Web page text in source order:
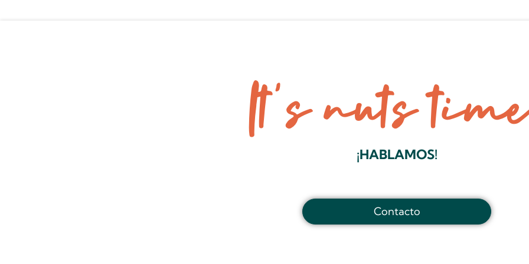
It’s nuts
¡HABLAMOS!
Contacto